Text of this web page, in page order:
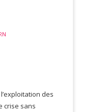
des
crise sans